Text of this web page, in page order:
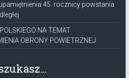
45. rocznicy powstania
NA TEMAT
OBRONY POWIETRZNEJ